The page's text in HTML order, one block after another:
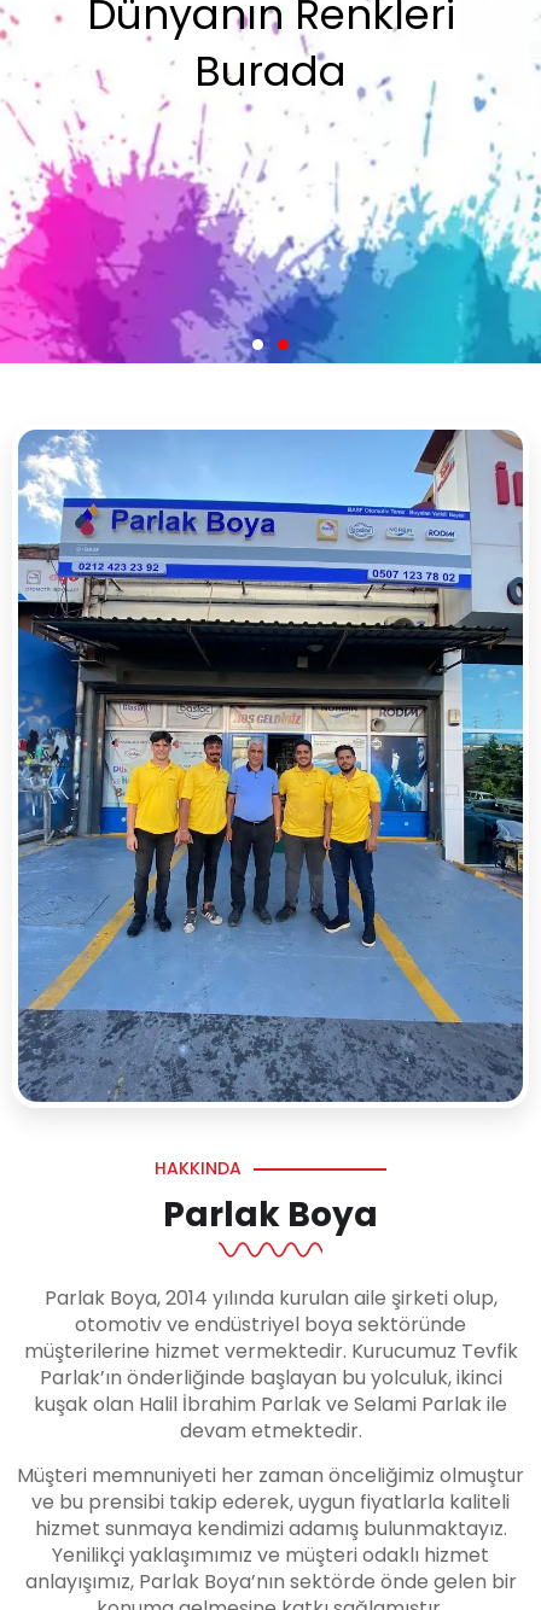
HAKKINDA
Parlak Boya
Parlak Boya, 2014 yılında kurulan aile şirketi olup,
otomotiv ve endüstriyel boya sektöründe
müşterilerine hizmet vermektedir. Kurucumuz Tevfik
Parlak’ın önderliğinde başlayan bu yolculuk, ikinci
kuşak olan Halil İbrahim Parlak ve Selami Parlak ile
devam etmektedir.
Müşteri memnuniyeti her zaman önceliğimiz olmuştur
ve bu prensibi takip ederek, uygun fiyatlarla kaliteli
hizmet sunmaya kendimizi adamış bulunmaktayız.
Yenilikçi yaklaşımımız ve müşteri odaklı hizmet
anlayışımız, Parlak Boya’nın sektörde önde gelen bir